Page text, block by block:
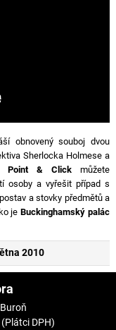
obnovený souboj dvou
Sherlocka Holmese a
Point & Clickmůžete
osoby a vyřešit případ s
a stovky předmětů a
jeBuckinghamský palác
2010
DPH)